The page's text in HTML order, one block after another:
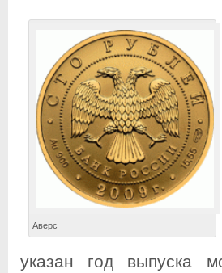
Аверс
указан год выпуска